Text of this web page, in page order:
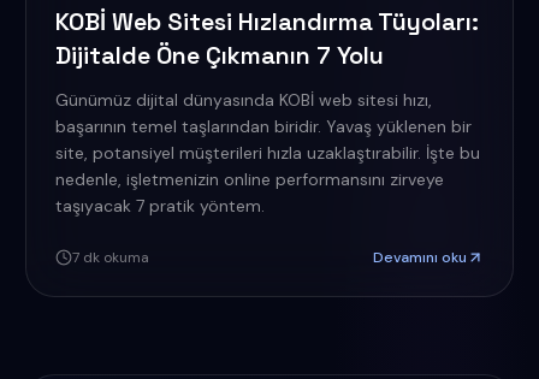
KOBİ Web Sitesi Hızlandırma Tüyoları:
Dijitalde Öne Çıkmanın 7 Yolu
Günümüz dijital dünyasında KOBİ web sitesi hızı,
başarının temel taşlarından biridir. Yavaş yüklenen bir
site, potansiyel müşterileri hızla uzaklaştırabilir. İşte bu
nedenle, işletmenizin online performansını zirveye
taşıyacak 7 pratik yöntem.
7dk okuma Devamını oku